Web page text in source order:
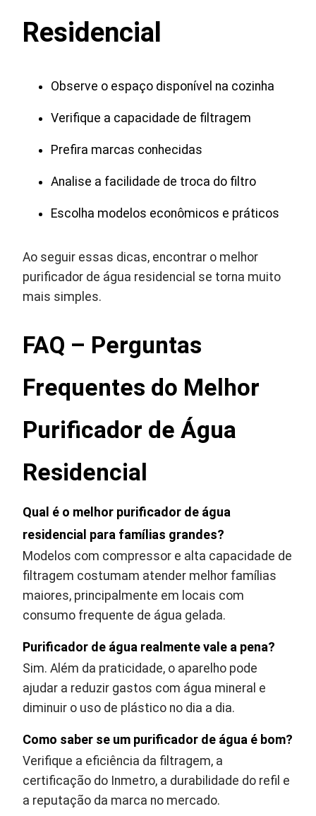
Residencial
Observe o espaço disponível na cozinha
Verifique a capacidade de filtragem
Prefira marcas conhecidas
Analise a facilidade de troca do filtro
Escolha modelos econômicos e práticos
Ao seguir essas dicas, encontrar o melhor
purificador de água residencial se torna muito
mais simples.
FAQ – Perguntas
Frequentes do Melhor
Purificador de Água
Residencial
Qual é o melhor purificador de água
residencial para famílias grandes?
Modelos com compressor e alta capacidade de
filtragem costumam atender melhor famílias
maiores, principalmente em locais com
consumo frequente de água gelada.
Purificador de água realmente vale a pena?
Sim. Além da praticidade, o aparelho pode
ajudar a reduzir gastos com água mineral e
diminuir o uso de plástico no dia a dia.
Como saber se um purificador de água é bom?
Verifique a eficiência da filtragem, a
certificação do Inmetro, a durabilidade do refil e
a reputação da marca no mercado.